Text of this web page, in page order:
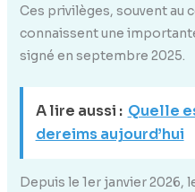
Ces privilèges, souvent au
connaissent une
signé en septembre 2025.
A lire aussi : Quelle
dereims aujourd’hui
Depuis le 1er janvier 2026,